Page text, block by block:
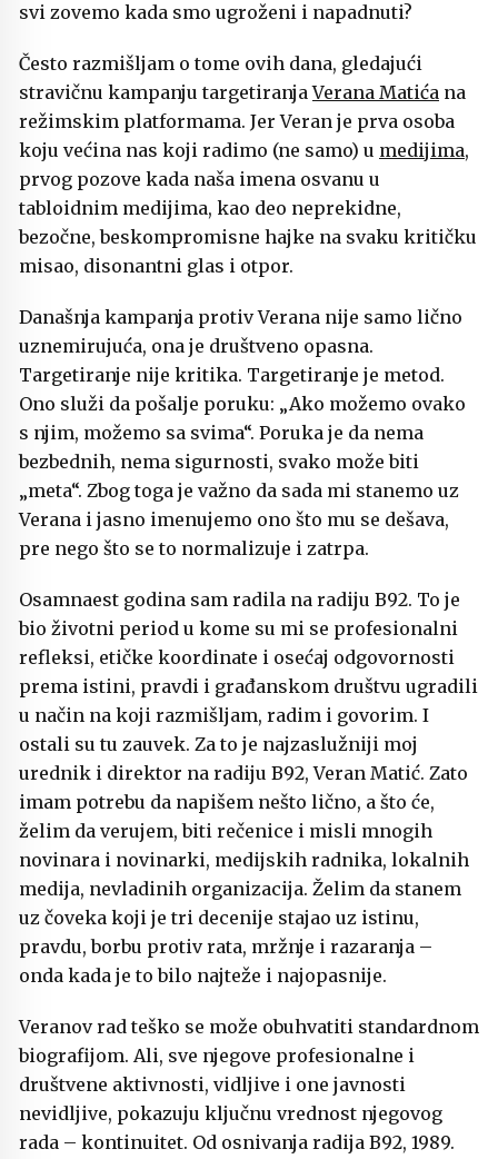
svi zovemo kada smo ugroženi i napadnuti?
Često razmišljam o tome ovih dana, gledajući
stravičnu kampanju targetiranjaVerana Matića na
režimskim platformama. Jer Veran je prva osoba
koju većina nas koji radimo (ne samo) u medijima,
prvog pozove kada naša imena osvanu u
tabloidnim medijima, kao deo neprekidne,
bezočne, beskompromisne hajke na svaku kritičku
misao, disonantni glas i otpor.
Današnja kampanja protiv Verana nije samo lično
uznemirujuća, ona je društveno opasna.
Targetiranje nije kritika. Targetiranje je metod.
Ono služi da pošalje poruku: „Ako možemo ovako
s njim, možemo sa svima“. Poruka je da nema
bezbednih, nema sigurnosti, svako može biti
„meta“. Zbog toga je važno da sada mi stanemo uz
Verana i jasno imenujemo ono što mu se dešava,
pre nego što se to normalizuje i zatrpa.
Osamnaest godina sam radila na radiju B92. To je
bio životni period u kome su mi se profesionalni
refleksi, etičke koordinate i osećaj odgovornosti
prema istini, pravdi i građanskom društvu ugradili
u način na koji razmišljam, radim i govorim. I
ostali su tu zauvek. Za to je najzaslužniji moj
urednik i direktor na radiju B92, Veran Matić. Zato
imam potrebu da napišem nešto lično, a što će,
želim da verujem, biti rečenice i misli mnogih
novinara i novinarki, medijskih radnika, lokalnih
medija, nevladinih organizacija. Želim da stanem
uz čoveka koji je tri decenije stajao uz istinu,
pravdu, borbu protiv rata, mržnje i razaranja –
onda kada je to bilo najteže i najopasnije.
Veranov rad teško se može obuhvatiti standardnom
biografijom. Ali, sve njegove profesionalne i
društvene aktivnosti, vidljive i one javnosti
nevidljive, pokazuju ključnu vrednost njegovog
rada – kontinuitet. Od osnivanja radija B92, 1989.